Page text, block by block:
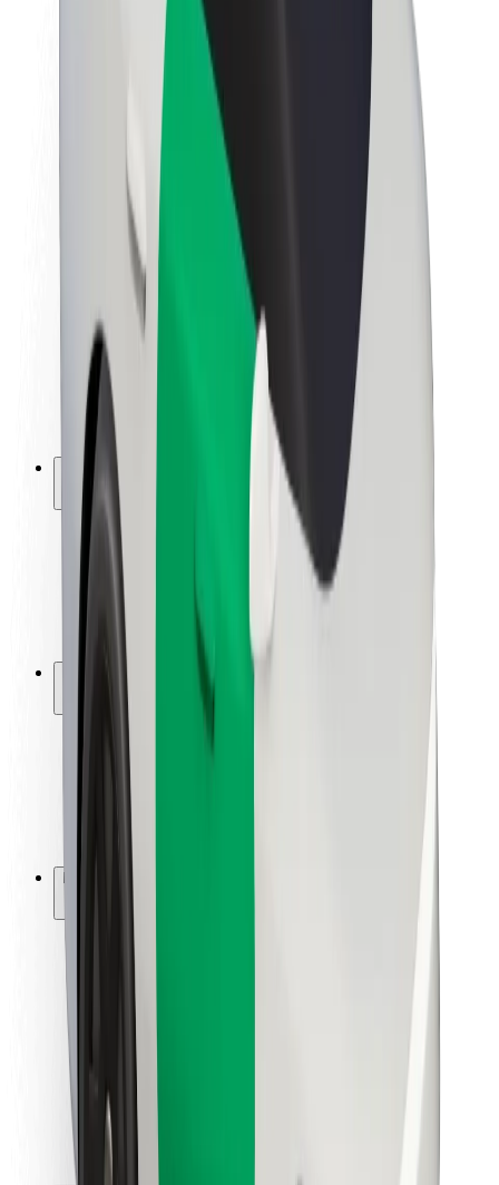
Bærekraft hos Bolt
Prosjekt Zero
Nyhetsrom
Retningslinjer for varemerke
Oppdrag
Investorrelasjoner
Ledelse
Merkevare
Media
Urban Fund
Sikkerhet
Sikkerhet for passasjer
Sjåførsikkerhet
Sikkerhet for sparkesykler
Sikkerhetslab
Steder
Byløsninger
Flyplasser
Bolt-ladestasjoner
Brukerstøtte
For passasjerer
For leveringsbud
Bolt Food
For flåteeiere
For restauranter
Bolt for Business